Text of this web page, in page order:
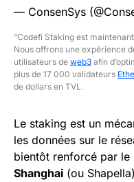
— ConsenSys
“Codefi Staking est
Nous offrons une expérience
utilisateurs de web3 afin
plus de 17 000 validateurs
de dollars en TVL.
Le staking est un
les données sur le
bientôt renforcé par le
Shanghai (ou